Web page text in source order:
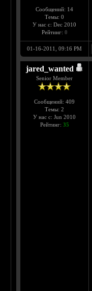
Сообщений: 14
Темы: 0
У нас с: Dec 2010
Рейтинг: 0
01-16-2011, 09:16 PM
jared_wanted
Senior Member
Сообщений: 409
Темы: 2
У нас с: Jun 2010
Рейтинг: 35